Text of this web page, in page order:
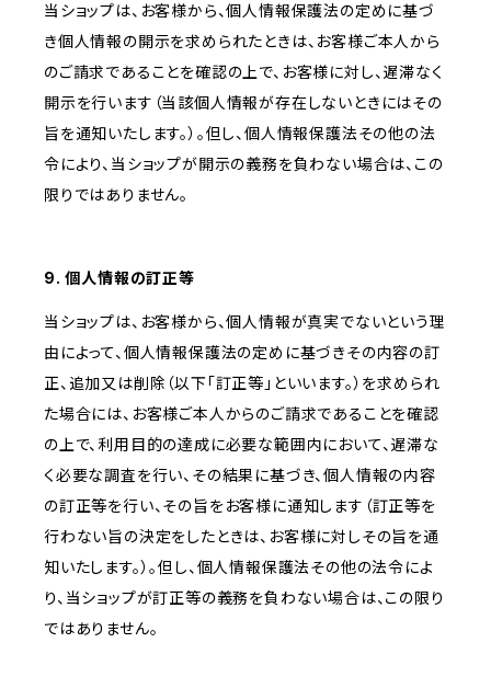
当ショップは、お客様から、個人情報保護法の定めに基づ
き個人情報の開示を求められたときは、お客様ご本人から
のご請求であることを確認の上で、お客様に対し、遅滞なく
開示を行います（当該個人情報が存在しないときにはその
旨を通知いたします。）。但し、個人情報保護法その他の法
令により、当ショップが開示の義務を負わない場合は、この
限りではありません。
9. 個人情報の訂正等
当ショップは、お客様から、個人情報が真実でないという理
由によって、個人情報保護法の定めに基づきその内容の訂
正、追加又は削除（以下「訂正等」といいます。）を求められ
た場合には、お客様ご本人からのご請求であることを確認
の上で、利用目的の達成に必要な範囲内において、遅滞な
く必要な調査を行い、その結果に基づき、個人情報の内容
の訂正等を行い、その旨をお客様に通知します（訂正等を
行わない旨の決定をしたときは、お客様に対しその旨を通
知いたします。）。但し、個人情報保護法その他の法令によ
り、当ショップが訂正等の義務を負わない場合は、この限り
ではありません。